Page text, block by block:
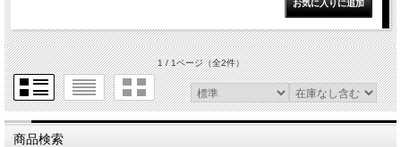
1 / 1ページ（全2件）
商品検索